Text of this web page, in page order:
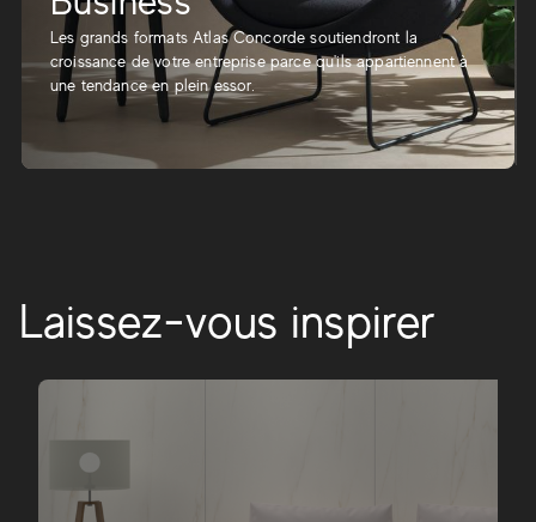
Les grands formats Atlas Concorde soutiendront la
croissance de votre entreprise parce qu'ils appartiennent à
une tendance en plein essor.
Laissez-vous inspirer